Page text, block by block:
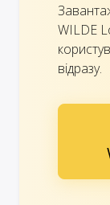
WILDE
відразу.